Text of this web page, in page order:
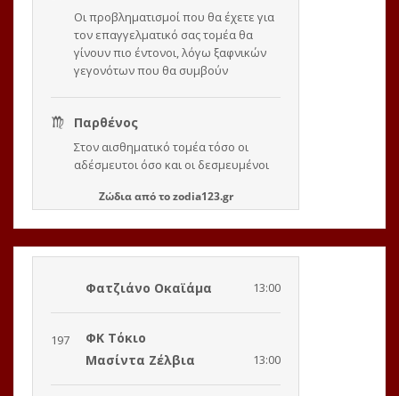
Ζώδιααπό τοzodia123.gr